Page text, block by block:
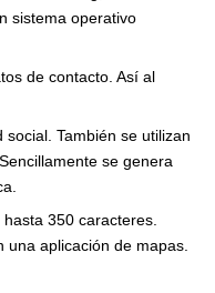
sistema operativo
de contacto. Así al
También se utilizan
se genera
350 caracteres.
aplicación de mapas.